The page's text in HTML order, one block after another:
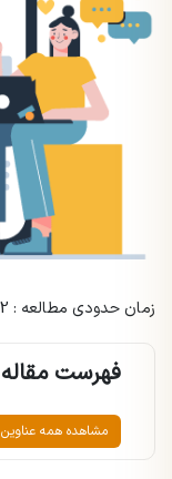
زمان حدودی مطالعه : 12 دقیقه و 7 ثانیه
فهرست مقاله
مشاهده همه عناوین